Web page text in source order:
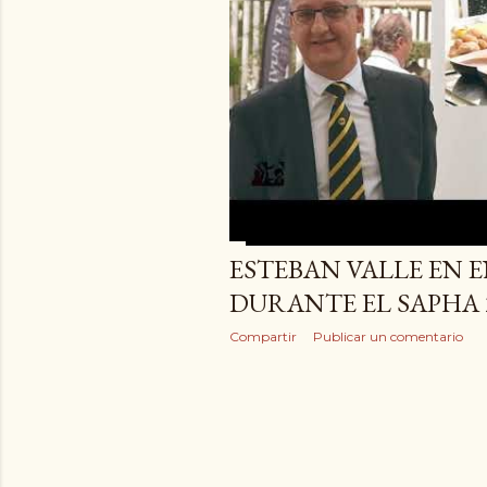
ESTEBAN VALLE EN
DURANTE EL SAPHA
Compartir Publicar un comentario